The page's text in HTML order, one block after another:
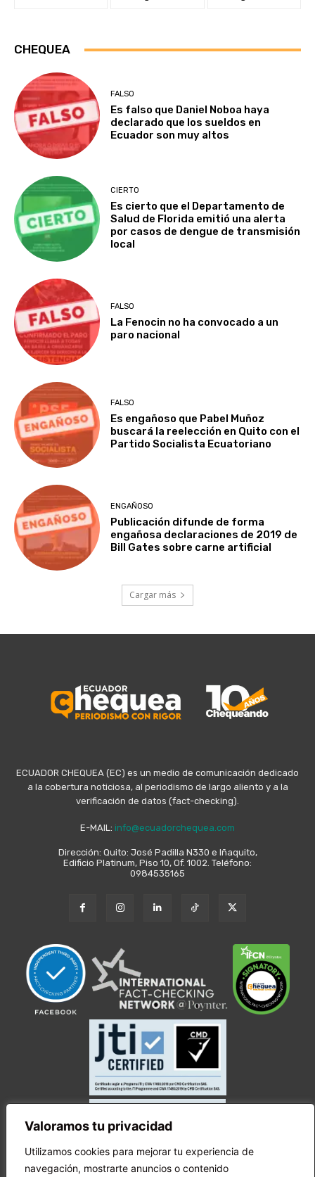
Valoramos tu privacidad
Utilizamos cookies para mejorar tu experiencia de
navegación, mostrarte anuncios o contenido
CHEQUEA
FALSO
Es falso que Daniel Noboa haya
declarado que los sueldos en
Ecuador son muy altos
CIERTO
Es cierto que el Departamento de
Salud de Florida emitió una alerta
por casos de dengue de transmisión
local
FALSO
La Fenocin no ha convocado a un
paro nacional
FALSO
Es engañoso que Pabel Muñoz
buscará la reelección en Quito con el
Partido Socialista Ecuatoriano
ENGAÑOSO
Publicación difunde de forma
engañosa declaraciones de 2019 de
Bill Gates sobre carne artificial
Cargar más
ECUADOR CHEQUEA (EC) es un medio de comunicación dedicado
a la cobertura noticiosa, al periodismo de largo aliento y a la
verificación de datos (fact-checking).
E-MAIL: info@ecuadorchequea.com
Dirección: Quito: José Padilla N330 e Iñaquito,
Edificio Platinum, Piso 10, Of. 1002. Teléfono:
0984535165